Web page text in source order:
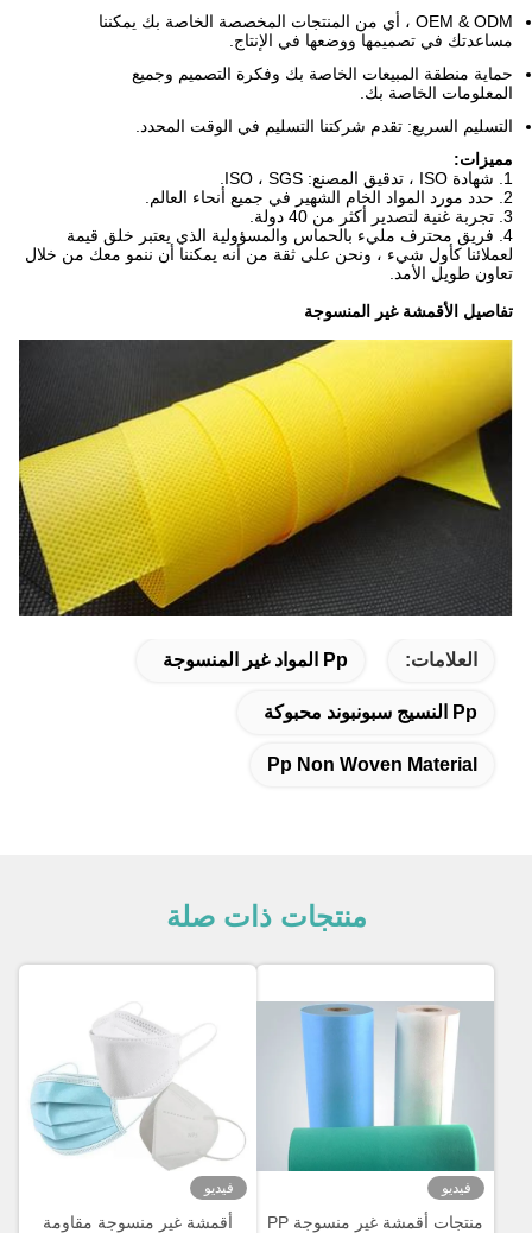
OEM & ODM ، أي من المنتجات المخصصة الخاصة بك يمكننا
مساعدتك في تصميمها ووضعها في الإنتاج.
حماية منطقة المبيعات الخاصة بك وفكرة التصميم وجميع
المعلومات الخاصة بك.
التسليم السريع: تقدم شركتنا التسليم في الوقت المحدد.
مميزات:
1. شهادة ISO ، تدقيق المصنع: ISO ، SGS.
2. حدد مورد المواد الخام الشهير في جميع أنحاء العالم.
3. تجربة غنية لتصدير أكثر من 40 دولة.
4. فريق محترف مليء بالحماس والمسؤولية الذي يعتبر خلق قيمة
لعملائنا كأول شيء ، ونحن على ثقة من أنه يمكننا أن ننمو معك من خلال
تعاون طويل الأمد.
تفاصيل الأقمشة غير المنسوجة
العلامات: Pp المواد غير المنسوجة
Pp النسيج سبونبوند محبوكة
Pp Non Woven Material
منتجات ذات صلة
فيديو
منتجات أقمشة غير منسوجة PP
فيديو
أقمشة غير منسوجة مقاومة